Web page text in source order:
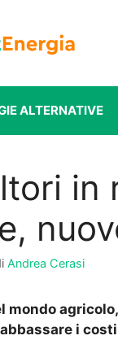
ALTERNATIVE
in
Andrea Cerasi
mondo
i